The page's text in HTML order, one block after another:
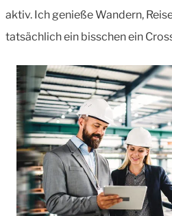
aktiv. Ich genieße Wandern,
tatsächlich ein bisschen ein